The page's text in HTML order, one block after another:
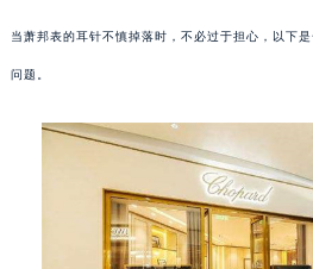
当萧邦表的耳针不慎掉落时，不必过于担心，以下
问题。